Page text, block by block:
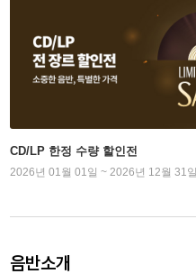
CD/LP 한정 수량 할인전
2026년 01월 01일 ~ 2026년 12월 31일
음반소개